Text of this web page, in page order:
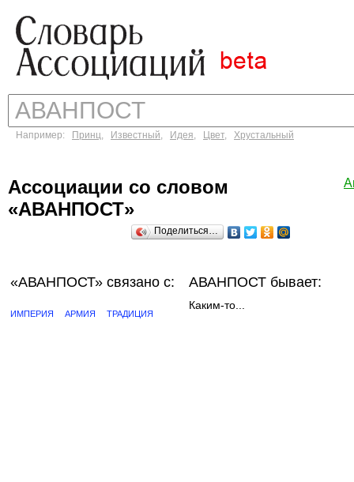
Например: Принц, Известный, Идея, Цвет, Хрустальный
Ассоциации со словом
«АВАНПОСТ»
Поделиться…
«АВАНПОСТ» связано с:
ИМПЕРИЯ АРМИЯ ТРАДИЦИЯ
АВАНПОСТ бывает:
Каким-то...